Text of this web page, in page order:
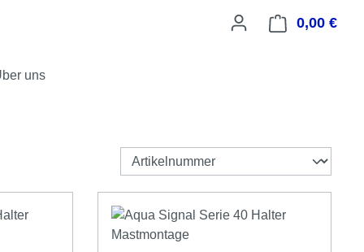
0,00 €
uns